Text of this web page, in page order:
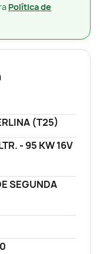
Política de
(T25)
- 95 KW 16V
SEGUNDA